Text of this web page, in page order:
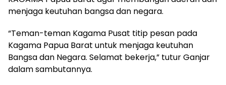
menjaga keutuhan bangsa dan negara.
“Teman-teman Kagama Pusat titip pesan pada
Kagama Papua Barat untuk menjaga keutuhan
Bangsa dan Negara. Selamat bekerja,” tutur Ganjar
dalam sambutannya.